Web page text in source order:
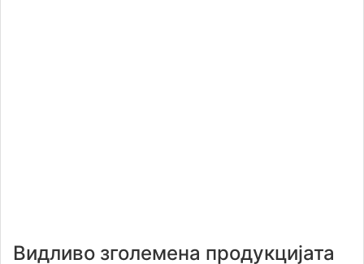
Видливо зголемена продукцијата